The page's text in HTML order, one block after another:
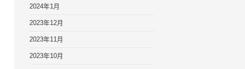
2024年1月
2023年12月
2023年11月
2023年10月